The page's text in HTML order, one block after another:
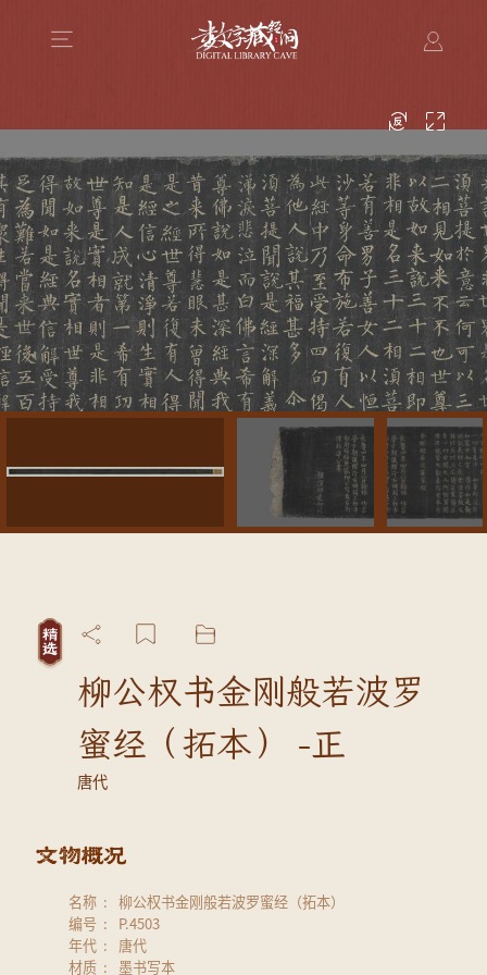
柳公权书金刚般若波罗
蜜经（拓本） -正
唐代
名称
柳公权书金刚般若波罗蜜经（拓本）
编号
P.4503
年代
唐代
材质
墨书写本